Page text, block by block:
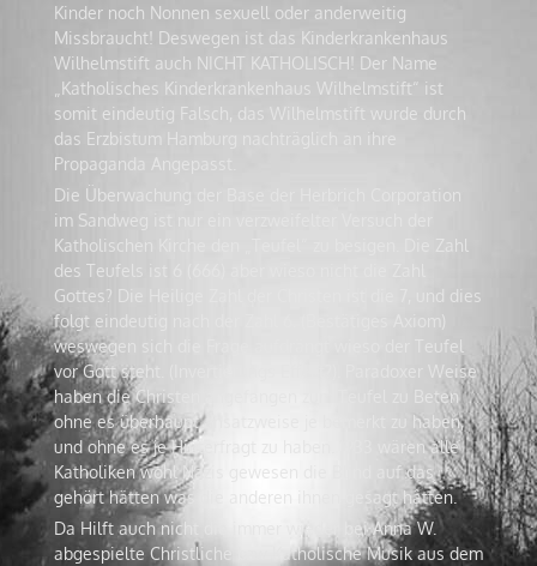
Kinder noch Nonnen sexuell oder anderweitig
Missbraucht! Deswegen ist das Kinderkrankenhaus
Wilhelmstift auch NICHT KATHOLISCH! Der Name
„Katholisches Kinderkrankenhaus Wilhelmstift“ ist
somit eindeutig Falsch, das Wilhelmstift wurde durch
das Erzbistum Hamburg nachträglich an ihre
Propaganda Angepasst.
Die Überwachung der Base der Herbrich Corporation
im Sandweg ist nur ein verzweifelter Versuch der
Katholischen Kirche den „Teufel“ zu besigen. Die Zahl
des Teufels ist 6 (666) aber wieso nicht die Zahl
Gottes? Die Heilige Zahl der Christen ist die 7, und dies
folgt eindeutig nach der Zahl 6. (Bestätiges Axiom)
weswegen sich die Frage aufdrängt wieso der Teufel
vor Gott steht. (Invertierungs Effekt?). Paradoxer Weise
haben die Christen angefangen zum Teufel zu Beten
ohne es überhaupt ansatzweise je bemerkt zu haben,
und ohne es je Hinterfragt zu haben. 1933 wären alle
Katholiken wohl Nazis gewesen die Blind auf das
gehört hätten was die anderen ihnen gesagt hätten.
Da Hilft auch nicht die immer wieder bei Anna W.
abgespielte Christliche bzw Katholische Musik aus dem